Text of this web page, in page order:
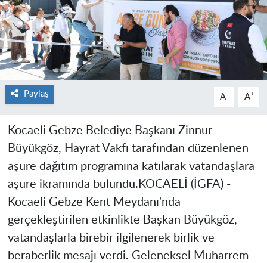
Paylaş A- A+
Kocaeli Gebze Belediye Başkanı Zinnur
Büyükgöz, Hayrat Vakfı tarafından düzenlenen
aşure dağıtım programına katılarak vatandaşlara
aşure ikramında bulundu. KOCAELİ (İGFA) -
Kocaeli Gebze Kent Meydanı'nda
gerçekleştirilen etkinlikte Başkan Büyükgöz,
vatandaşlarla birebir ilgilenerek birlik ve
beraberlik mesajı verdi. Geleneksel Muharrem